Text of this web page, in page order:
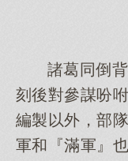
諸葛同倒
刻後對參謀吩
編製以外，部
軍和『滿軍』